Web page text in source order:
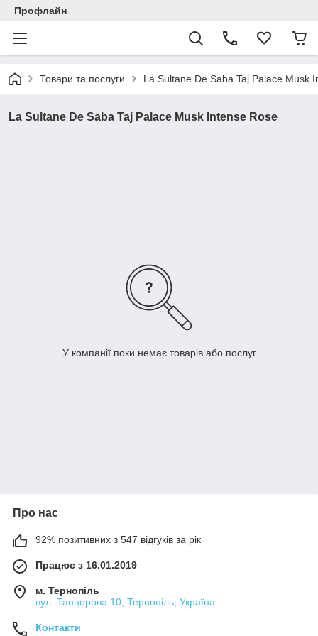
Профлайн
Товари та послуги La Sultane De Saba Taj Palace Musk
La Sultane De Saba Taj Palace Musk Intense Rose
У компанії поки немає товарів або послуг
Про нас
92% позитивних з 547 відгуків за рік
Працює з 16.01.2019
м. Тернопіль
вул. Танцорова 10, Тернопіль, Україна
Контакти